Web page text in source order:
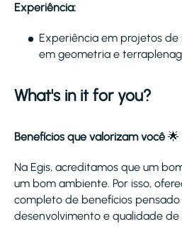
Experiência:
Experiência em projetos
em geometria e
What's in it for you?
Benefícios que valorizam você 🌟
Na Egis, acreditamos que um
um bom ambiente. Por isso,
completo de benefícios
desenvolvimento e qualidade de